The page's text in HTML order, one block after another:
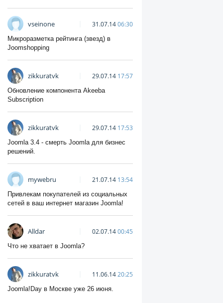
vseinone 31.07.1406:30
Микроразметка рейтинга (звезд) в
Joomshopping
zikkuratvk 29.07.14 17:57
Обновление компонента Akeeba
Subscription
zikkuratvk 29.07.14 17:53
Joomla 3.4 - смерть Joomla для бизнес
решений.
mywebru 21.07.14 13:54
Привлекам покупателей из социальных
сетей в ваш интернет магазин Joomla!
Alldar 02.07.1400:45
Что не хватает в Joomla?
zikkuratvk 11.06.1420:25
Joomla!Day в Москве уже 26 июня.